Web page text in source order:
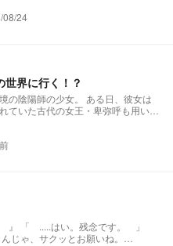
えられるようです
08/24
界に行く！？
の陰陽師の少女。 ある日、彼女は
ていた古代の女王・卑弥呼も用いた
うに広がる異世界だった。 果たし
。 」